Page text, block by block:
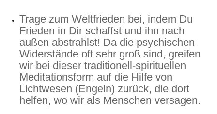
Trage zum Weltfrieden bei, indem Du
Frieden in Dir schaffst und ihn nach
außen abstrahlst! Da die psychischen
Widerstände oft sehr groß sind, greifen
wir bei dieser traditionell-spirituellen
Meditationsform auf die Hilfe von
Lichtwesen (Engeln) zurück, die dort
helfen, wo wir als Menschen versagen.